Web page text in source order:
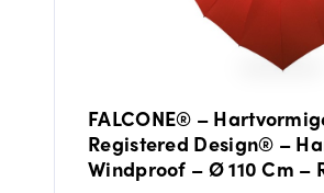
FALCONE® –
Registered Design® –
Windproof – Ø 110 Cm –